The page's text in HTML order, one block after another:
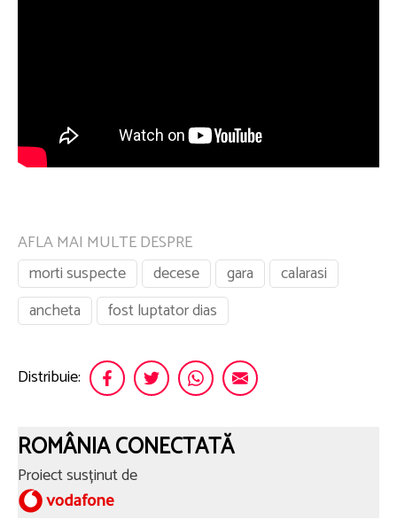
AFLA MAI MULTE DESPRE
morti suspecte
decese gara
calarasi
ancheta
fost luptator dias
Distribuie:
ROMÂNIA CONECTATĂ
Proiect susținut de